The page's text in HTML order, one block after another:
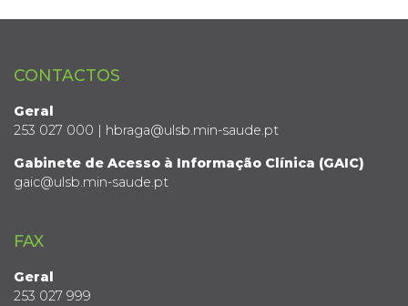
CONTACTOS
Geral
253 027 000 | hbraga@ulsb.min-saude.pt
Gabinete de Acesso à Informação Clínica (GAIC)
gaic@ulsb.min-saude.pt
FAX
Geral
253 027 999